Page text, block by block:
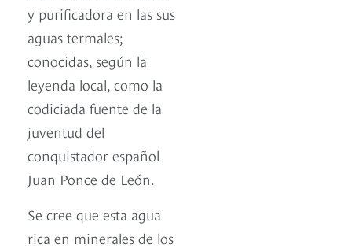
y purificadora en las sus
aguas termales;
conocidas, según la
leyenda local, como la
codiciada fuente de la
juventud del
conquistador español
Juan Ponce de León.
Se cree que esta agua
rica en minerales de los